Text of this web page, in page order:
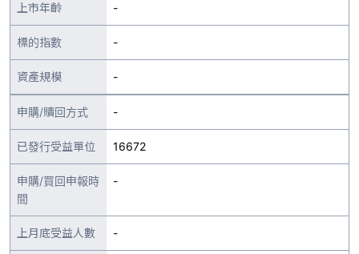
上市年齡 -
標的指數 -
資產規模 -
申購/贖回方式 -
已發行受益單位 16672
申購/買回申報時
間
-
上月底受益人數 -